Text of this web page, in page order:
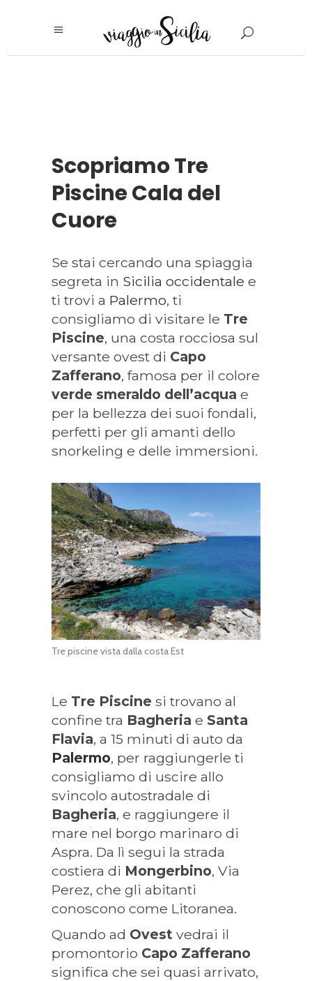
Scopriamo Tre
Piscine Cala del
Cuore
Se stai cercando una spiaggia
segreta in Sicilia occidentale e
ti trovi a Palermo, ti
consigliamo di visitare le Tre
Piscine, una costa rocciosa sul
versante ovest di Capo
Zafferano, famosa per il colore
verde smeraldo dell’acqua e
per la bellezza dei suoi fondali,
perfetti per gli amanti dello
snorkeling e delle immersioni.
Tre piscine vista dalla costa Est
Le Tre Piscine si trovano al
confine tra Bagheria e Santa
Flavia, a 15 minuti di auto da
Palermo, per raggiungerle ti
consigliamo di uscire allo
svincolo autostradale di
Bagheria, e raggiungere il
mare nel borgo marinaro di
Aspra. Da lì segui la strada
costiera di Mongerbino, Via
Perez, che gli abitanti
conoscono come Litoranea.
Quando ad Ovest vedrai il
promontorio Capo Zafferano
significa che sei quasi arrivato,